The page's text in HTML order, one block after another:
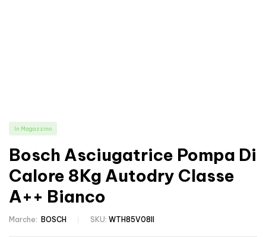
In Magazzino
Bosch Asciugatrice Pompa Di
Calore 8Kg Autodry Classe
A++ Bianco
Marche: BOSCH SKU: WTH85V08II